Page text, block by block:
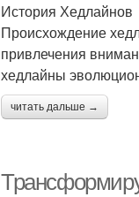
История Хедлайнов
Происхождение
привлечения
хедлайны
читать дальше →